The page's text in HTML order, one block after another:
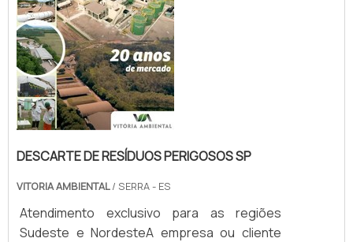
descarte de resíduos perigosos rj em uma
empresa inovadora, acha o site da Vitória
Ambiental. Dispon...
DESCARTE DE RESÍDUOS PERIGOSOS SP
VITORIA AMBIENTAL/ SERRA - ES
Atendimento exclusivo para as regiões
Sudeste e NordesteA empresa ou cliente